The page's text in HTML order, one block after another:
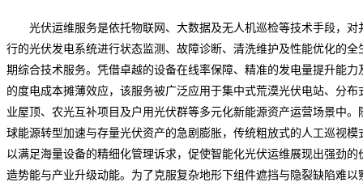
光伏运维服务是依托物联网、大数据及无人机巡检等技术手段，对
行的光伏发电系统进行状态监测、故障诊断、清洗维护及性能优化的全
期综合技术服务。凭借卓越的设备在线率保障、精准的发电量提升能力
的度电成本摊薄效应，该服务被广泛应用于集中式荒漠光伏电站、分布
业屋顶、农光互补项目及户用光伏群等多元化新能源资产运营场景中。
球能源转型加速与存量光伏资产的急剧膨胀，传统粗放式的人工巡视模
以满足海量设备的精细化管理诉求，促使智能化光伏运维展现出强劲的
造势能与产业升级动能。为了克服复杂地形下组件遮挡与隐裂缺陷难以